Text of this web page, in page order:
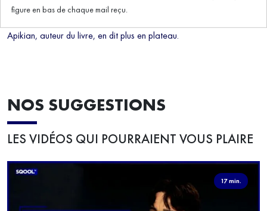
En deuxième partie, on se replonge dans l'Histoire, au cœur de
Apikian, auteur du livre, en dit plus en plateau.
NOS SUGGESTIONS
LES VIDÉOS QUI POURRAIENT VOUS PLAIRE
17 min.